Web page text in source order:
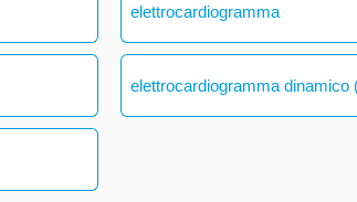
elettrocardiogramma
elettrocardiogramma dinamico